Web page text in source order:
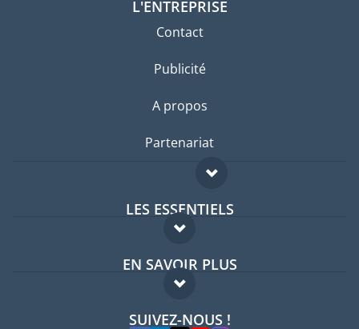
L'ENTREPRISE
Contact
Publicité
A propos
Partenariat
LES ESSENTIELS
Forum expatriés
Guides pays
EN SAVOIR PLUS
FAQ
SUIVEZ-NOUS !